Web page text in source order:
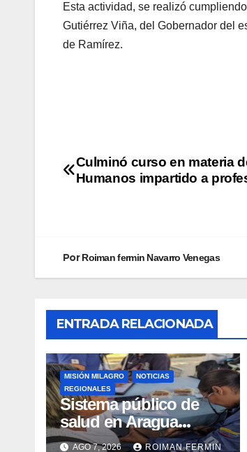
Esta actividad, se realizó
Gutiérrez Viña, del Gobernador del
de Ramírez.
Culminó curso en materia
Humanos impartido a
PorRoiman fermin Navarro Venegas
ENTRADA RELACIONADA
MISIÓN MILAGRO
NOTICIAS
REGIONALES
Sistema público de
salud en Aragua
garantiza inclusión e
AGO 7, 2026 ROIMAN FERMIN